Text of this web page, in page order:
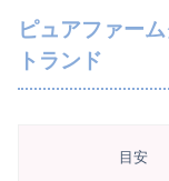
ピュアファー
トランド
目安